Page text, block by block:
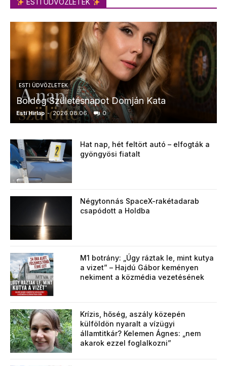
ESTI ÜDVÖZLETEK
ESTI ÜDVÖZLETEK
Boldog Születésnapot Domján Kata
Esti Hírlap - 2026.08.06. 0
Hat nap, hét feltört autó – elfogták a
gyöngyösi fiatalt
Négytonnás SpaceX-rakétadarab
csapódott a Holdba
M1 botrány: „Úgy ráztak le, mint kutya
a vizet” – Hajdú Gábor keményen
nekiment a közmédia vezetésének
Krízis, hőség, aszály közepén
külföldön nyaralt a vízügyi
államtitkár? Kelemen Ágnes: „nem
akarok ezzel foglalkozni”